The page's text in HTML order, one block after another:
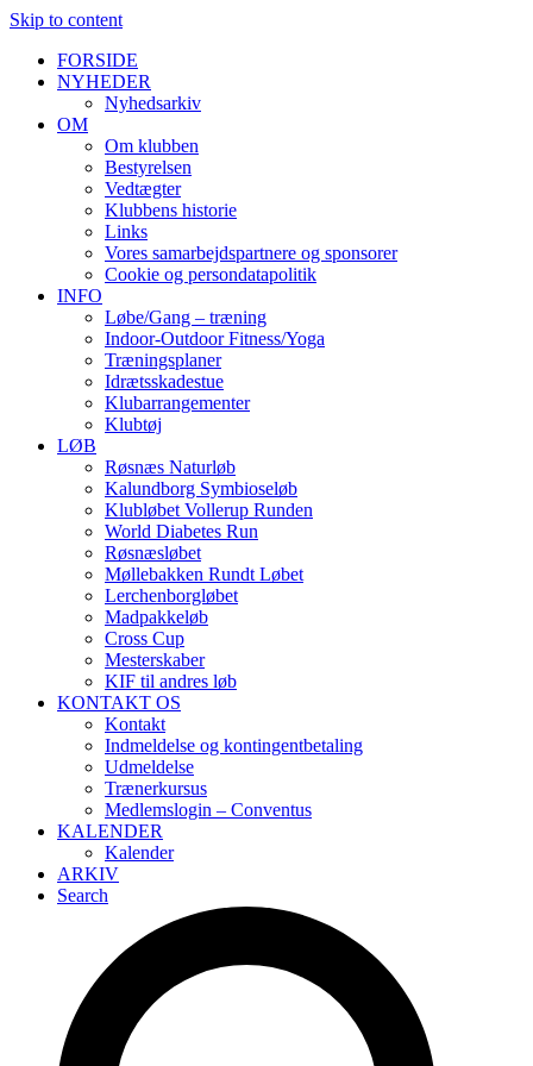
Skip to content
FORSIDE
NYHEDER
Nyhedsarkiv
OM
Om klubben
Bestyrelsen
Vedtægter
Klubbens historie
Links
Vores samarbejdspartnere og sponsorer
Cookie og persondatapolitik
INFO
Løbe/Gang – træning
Indoor-Outdoor Fitness/Yoga
Træningsplaner
Idrætsskadestue
Klubarrangementer
Klubtøj
LØB
Røsnæs Naturløb
Kalundborg Symbioseløb
Klubløbet Vollerup Runden
World Diabetes Run
Røsnæsløbet
Møllebakken Rundt Løbet
Lerchenborgløbet
Madpakkeløb
Cross Cup
Mesterskaber
KIF til andres løb
KONTAKT OS
Kontakt
Indmeldelse og kontingentbetaling
Udmeldelse
Trænerkursus
Medlemslogin – Conventus
KALENDER
Kalender
ARKIV
Search